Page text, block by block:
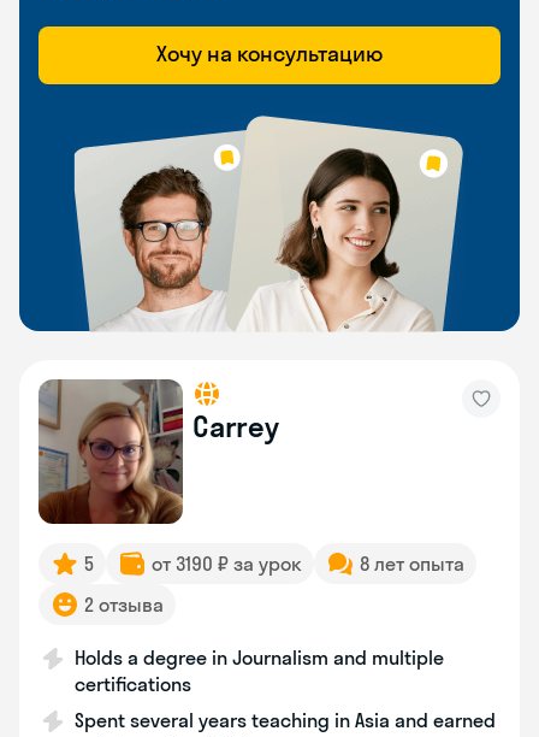
Хочу на консультацию
Carrey
5 от 3190 ₽ за урок
8 лет опыта
2 отзыва
Holds a degree in Journalism and multiple
certifications
Spent several years teaching in Asia and earned